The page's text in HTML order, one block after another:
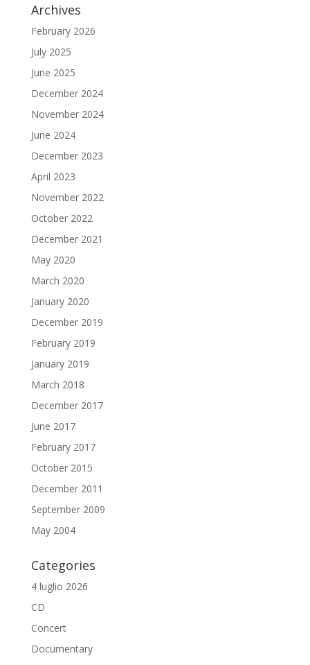
Archives
February 2026
July 2025
June 2025
December 2024
November 2024
June 2024
December 2023
April 2023
November 2022
October 2022
December 2021
May 2020
March 2020
January 2020
December 2019
February 2019
January 2019
March 2018
December 2017
June 2017
February 2017
October 2015
December 2011
September 2009
May 2004
Categories
4 luglio 2026
CD
Concert
Documentary